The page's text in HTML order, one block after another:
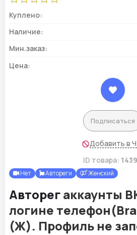
Куплено:
Наличие:
Мин.заказ:
Цена:
Подписаться
Добавить в
ID товара:
Нет Автореги Женский
Авторегаккаунты
логине
(Ж). Профиль не